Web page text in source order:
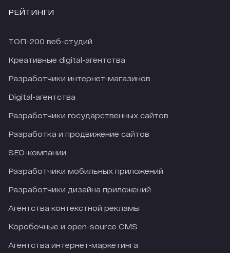
РЕЙТИНГИ
ТОП-200 веб-студий
Креативные digital-агентства
Разработчики интернет-магазинов
Digital-агентства
Разработчики государственных сайтов
Разработка и продвижение сайтов
SEO-компании
Разработчики мобильных приложений
Разработчики дизайна приложений
Агентства контекстной рекламы
Коробочные и open-source CMS
Агентства интернет-маркетинга